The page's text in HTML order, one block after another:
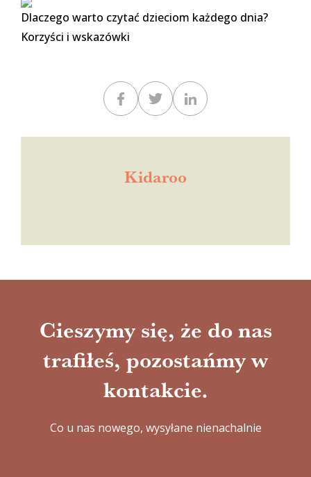
Dlaczego warto czytać dzieciom każdego dnia?
Korzyści i wskazówki
Kidaroo
Cieszymy się, że do nas
trafiłeś, pozostańmy w
kontakcie.
Co u nas nowego, wysyłane nienachalnie